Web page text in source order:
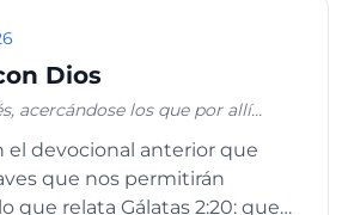
Dios
acercándose los que por allí
aun tu manera de hablar te
26:73
el devocional anterior que
que nos permitirán
que relata Gálatas 2:20: que